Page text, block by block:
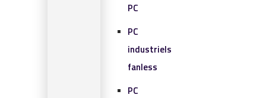
PC
PC
industriels
fanless
PC